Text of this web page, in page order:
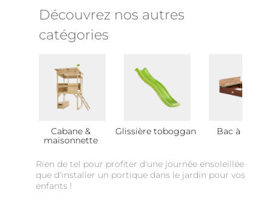
Découvrez nos autres
catégories
Cabane &
maisonnette
Glissière toboggan Bac à sable
Rien de tel pour profiter d'une journée ensoleillée
que d'installer un portique dans le jardin pour vos
enfants !